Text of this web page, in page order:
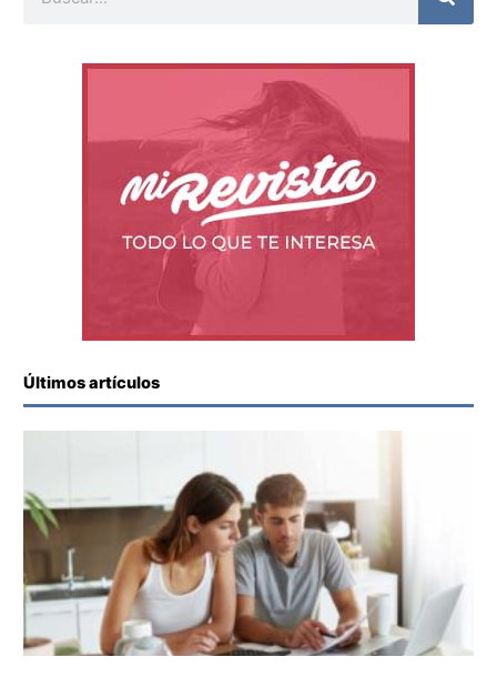
Últimos artículos